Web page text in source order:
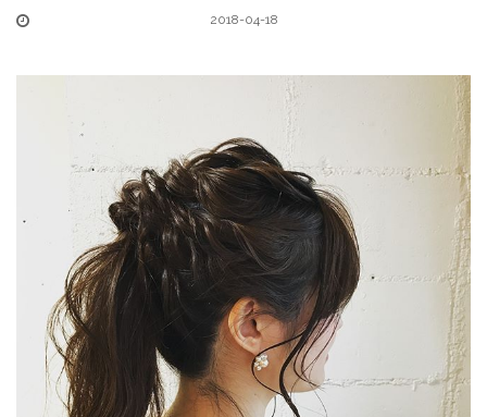
2018-04-18